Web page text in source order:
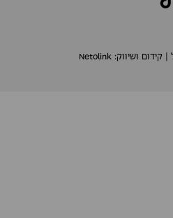
TikTok
| קידום ושיווק: Netolink